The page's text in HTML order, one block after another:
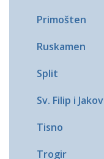
Primošten
Ruskamen
Split
Sv. Filip i Jakov
Tisno
Trogir